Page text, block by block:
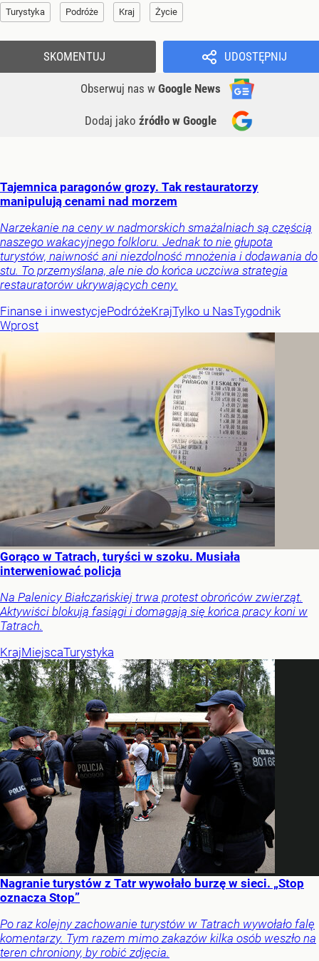
Turystyka Podróże Kraj Życie
UDOSTĘPNIJ
Obserwuj nas w Google News
Dodaj jako źródło w Google
SKOMENTUJ
Tajemnica paragonów grozy. Tak restauratorzy
manipulują cenami nad morzem
Narzekanie na ceny w nadmorskich smażalniach są częścią
naszego wakacyjnego folkloru. Jednak to nie głupota
turystów, naiwność ani niezdolność mnożenia i dodawania do
stu. To przemyślana, ale nie do końca uczciwa strategia
restauratorów ukrywających ceny.
Finanse i inwestycjePodróżeKrajTylko u NasTygodnik
Wprost
Gorąco w Tatrach, turyści w szoku. Musiała
interweniować policja
Na Palenicy Białczańskiej trwa protest obrońców zwierząt.
Aktywiści blokują fasiągi i domagają się końca pracy koni w
Tatrach.
KrajMiejscaTurystyka
Nagranie turystów z Tatr wywołało burzę w sieci. „Stop
oznacza Stop”
Po raz kolejny zachowanie turystów w Tatrach wywołało falę
komentarzy. Tym razem mimo zakazów kilka osób weszło na
teren chroniony, by robić zdjęcia.